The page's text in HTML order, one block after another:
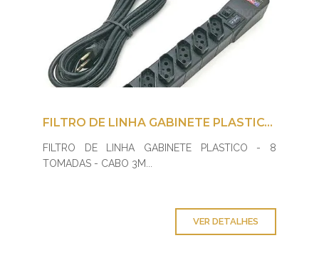
FILTRO DE LINHA GABINETE PLASTICO - 8 TOMADAS - CABO 3M
FILTRO DE LINHA GABINETE PLASTICO - 8
TOMADAS - CABO 3M...
VER DETALHES